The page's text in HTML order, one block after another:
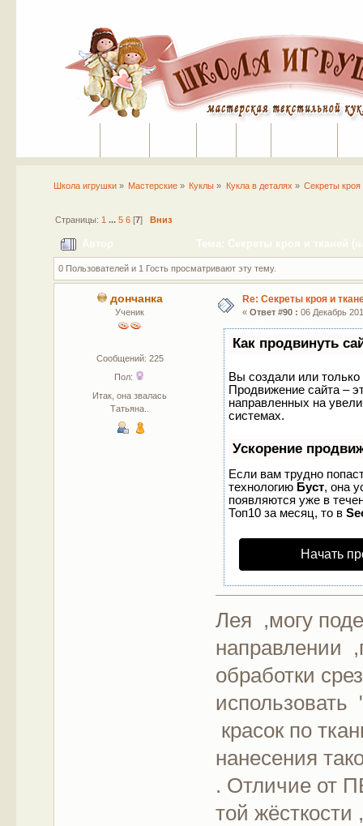
Школа игрушки» Мастерские » Куклы » Кукла в деталях » Секреты
Страницы: 1 ... 5 6[7] Вниз
Автор Тема: Секреты кроя и тканей
0 Пользователей и 1 Гость просматривают эту тему.
дончанка
Ученик
Сообщений: 225
Пол:
Итак, она звалась
Татьяна..
Re: Секреты кроя и
« Ответ #90 : 06 Декабрь
Как продвинуть
Вы создали или только
Продвижение сайта –
направленных на
системах.
Ускорение
Если вам трудно
технологию Буст, она
появляются уже в
Топ10 за месяц, то в
Начать
Лея ,могу
направлении
обработки
красок по
нанесения
. Отличие от
той